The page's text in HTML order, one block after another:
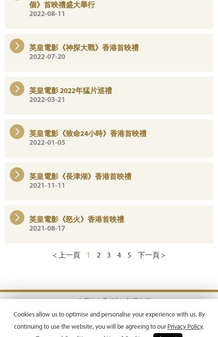
個》首映禮盛大舉行
2022-08-11
英皇電影《神探大戰》香港首映禮
2022-07-20
英皇電影 2022年猛片巡禮
2022-03-21
英皇電影《致命24小時》香港首映禮
2022-01-05
英皇電影《長津湖》香港首映禮
2021-11-11
英皇電影《怒火》香港首映禮
2021-08-17
< 上一頁 1 2 3 4 5 下一頁 >
Copyright © 2026 Emperor Motion Pictures.
Cookies allow us to optimise and personalise your experience with us. By
continuing to use the website, you will be agreeing to our Privacy Policy,